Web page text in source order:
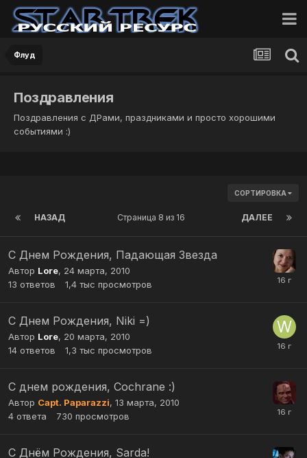
Флуд
Поздравления
Поздравления с ДРами, праздниками и просто хорошими
событиями :)
СОРТИРОВКА
НАЗАД ДАЛЕЕ
Страница 8 из 16
С Днем Рождения, Падающая Звезда
Автор Lore, 24 марта, 2010
13 ответов 1,4 тыс просмотров
С Днем Рождения, Niki =)
Автор Lore, 20 марта, 2010
14 ответов 1,3 тыс просмотров
С днем рождения, Cochrane :)
Автор Capt. Paparazzi, 13 марта, 2010
4 ответа 730 просмотров
C Днём Рождения, Sarda!